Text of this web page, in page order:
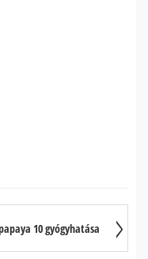
10 gyógyhatása